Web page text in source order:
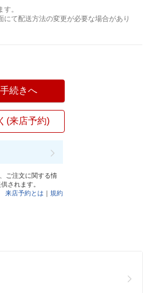
。
て配送方法の変更が必要な場合があり
続きへ
(来店予約)
ご注文に関する情
されます。
来店予約とは ｜規約